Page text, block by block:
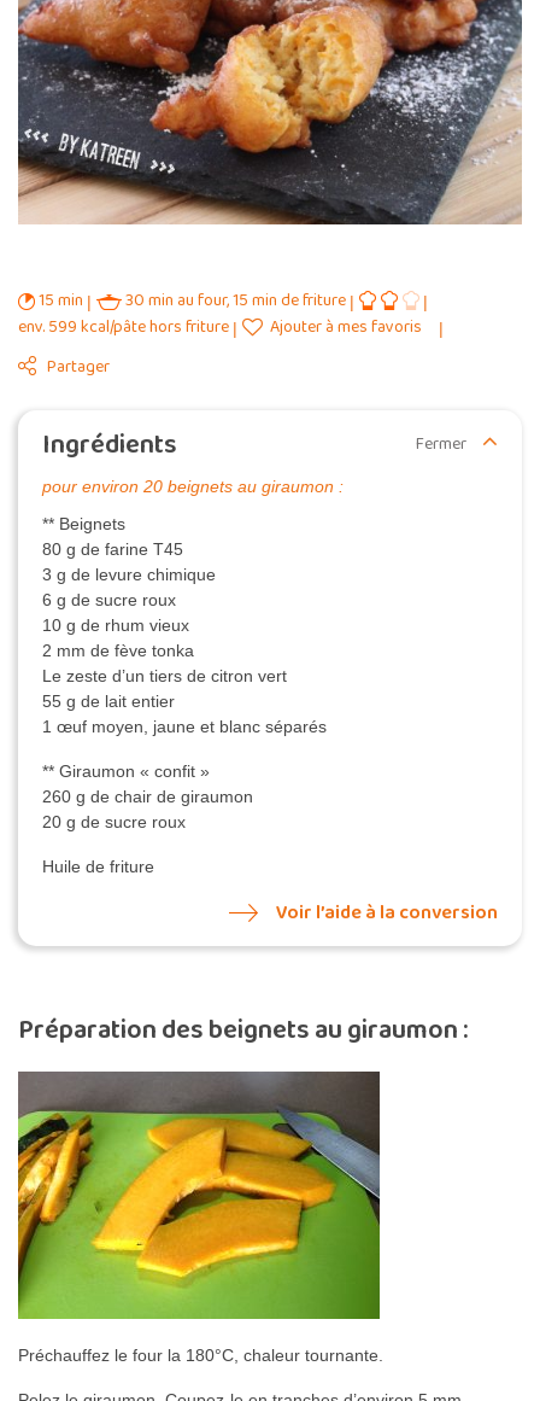
15 min
30 min au four, 15 min de friture
env. 599 kcal/pâte hors friture
Ajouter à mes favoris
Partager
Ingrédients Fermer
pour environ 20 beignets au giraumon :
** Beignets
80 g de farine T45
3 g de levure chimique
6 g de sucre roux
10 g de rhum vieux
2 mm de fève tonka
Le zeste d’un tiers de citron vert
55 g de lait entier
1 œuf moyen, jaune et blanc séparés
** Giraumon « confit »
260 g de chair de giraumon
20 g de sucre roux
Huile de friture
Voir l’aide à la conversion
Préparation des beignets au giraumon :
Préchauffez le four la 180°C, chaleur tournante.